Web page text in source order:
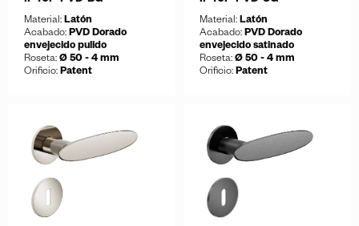
Material: Latón
Acabado: PVD Dorado
envejecido pulido
Roseta: Ø 50 - 4 mm
Orificio: Patent
Material: Latón
Acabado: PVD Dorado
envejecido satinado
Roseta: Ø 50 - 4 mm
Orificio: Patent